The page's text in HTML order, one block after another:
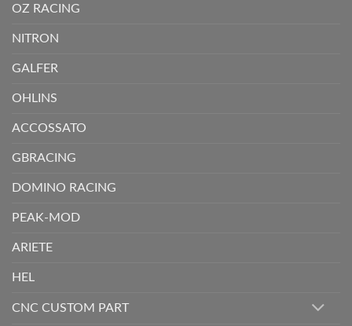
OZ RACING
NITRON
GALFER
OHLINS
ACCOSSATO
GBRACING
DOMINO RACING
PEAK-MOD
ARIETE
HEL
CNC CUSTOM PART